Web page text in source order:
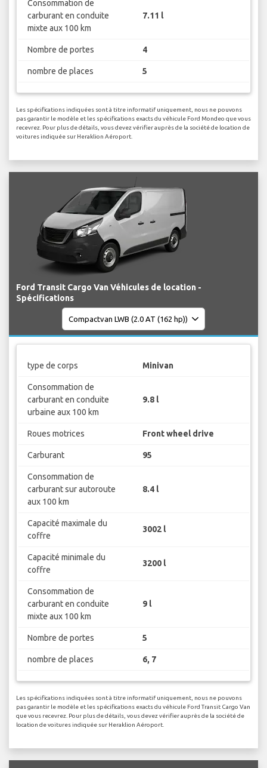
Consommation de
carburant en conduite
mixte aux 100 km
7.11 l
Nombre de portes 4
nombre de places 5
Les spécifications indiquées sont à titre informatif uniquement, nous ne pouvons
pas garantir le modèle et les spécifications exacts du véhicule Ford Mondeo que vous
recevrez. Pour plus de détails, vous devez vérifier auprès de la société de location de
voitures indiquée sur Heraklion Aéroport.
Ford Transit Cargo Van Véhicules de location -
Spécifications
type de corps Minivan
Consommation de
carburant en conduite
urbaine aux 100 km
9.8 l
Roues motrices Front wheel drive
Carburant 95
Consommation de
carburant sur autoroute
aux 100 km
8.4 l
Capacité maximale du
coffre
3002 l
Capacité minimale du
coffre
3200 l
Consommation de
carburant en conduite
mixte aux 100 km
9 l
Nombre de portes 5
nombre de places 6, 7
Les spécifications indiquées sont à titre informatif uniquement, nous ne pouvons
pas garantir le modèle et les spécifications exacts du véhicule Ford Transit Cargo Van
que vous recevrez. Pour plus de détails, vous devez vérifier auprès de la société de
location de voitures indiquée sur Heraklion Aéroport.